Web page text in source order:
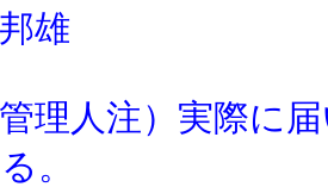
雄
管理人注）実際に
。